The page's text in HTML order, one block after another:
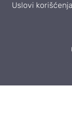
Uslovi korišćenja